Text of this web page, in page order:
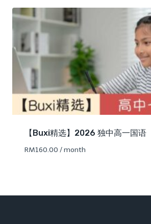
【Buxi精选】2026 独中高一国语
RM160.00 / month